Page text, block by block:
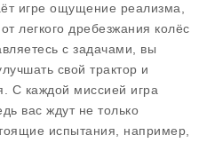
игре ощущение реализма,
легкого дребезжания колёс
с задачами, вы
свой трактор и
С каждой миссией игра
вас ждут не только
испытания, например,